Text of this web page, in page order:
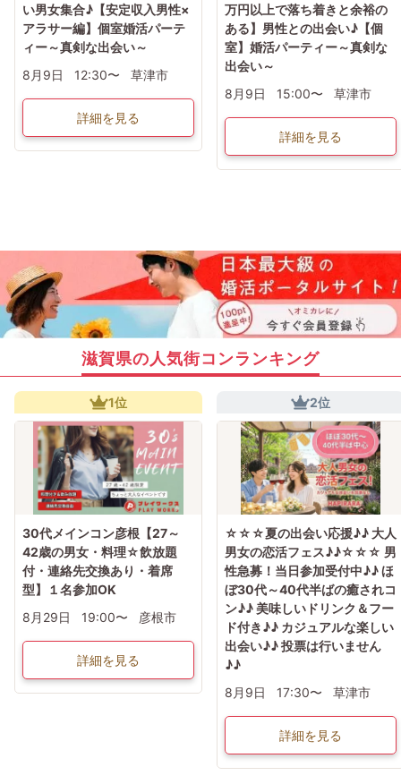
い男女集合♪【安定収入男性×
アラサー編】個室婚活パーテ
ィー～真剣な出会い～
8月9日
12:30〜 草津市
詳細を見る
万円以上で落ち着きと余裕の
ある】男性との出会い♪【個
室】婚活パーティー～真剣な
出会い～
8月9日
15:00〜 草津市
詳細を見る
滋賀県の人気街コンランキング
1位
30代メインコン彦根【27～
42歳の男女・料理☆飲放題
付・連絡先交換あり・着席
型】１名参加OK
8月29日
19:00〜 彦根市
詳細を見る
2位
☆☆☆夏の出会い応援♪♪ 大人
男女の恋活フェス♪♪☆☆☆ 男
性急募！当日参加受付中♪♪ ほ
ぼ30代～40代半ばの癒されコ
ン♪♪ 美味しいドリンク＆フー
ド付き♪♪ カジュアルな楽しい
出会い♪♪ 投票は行いません
♪♪
8月9日
17:30〜 草津市
詳細を見る